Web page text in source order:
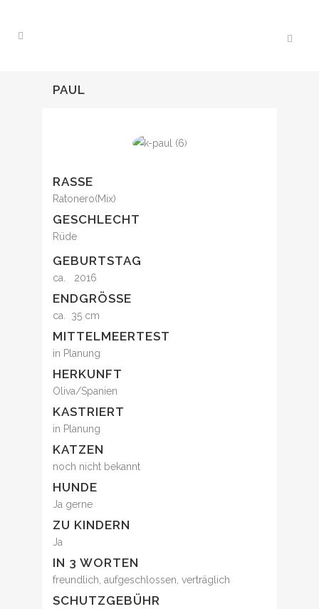
PAUL
RASSE
Ratonero(Mix)
GESCHLECHT
Rüde
GEBURTSTAG
ca. 2016
ENDGRÖSSE
ca. 35 cm
MITTELMEERTEST
in Planung
HERKUNFT
Oliva/Spanien
KASTRIERT
in Planung
KATZEN
noch nicht bekannt
HUNDE
Ja gerne
ZU KINDERN
Ja
IN 3 WORTEN
freundlich, aufgeschlossen, verträglich
SCHUTZGEBÜHR